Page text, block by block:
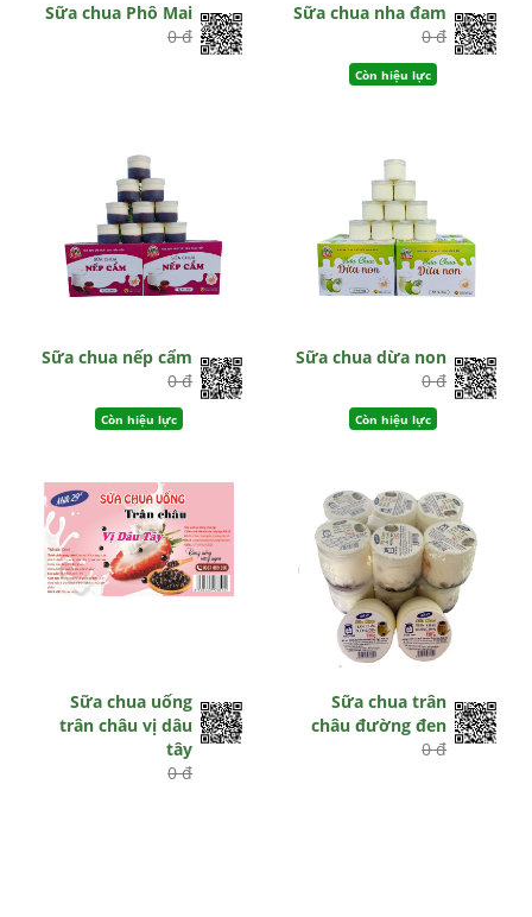
Sữa chua Phô Mai
0 đ
Sữa chua nha đam
0 đ
Còn hiệu lực
Sữa chua nếp cẩm
0 đ
Còn hiệu lực
Sữa chua dừa non
0 đ
Còn hiệu lực
Sữa chua uống
trân châu vị dâu
tây
0 đ
Sữa chua trân
châu đường đen
0 đ